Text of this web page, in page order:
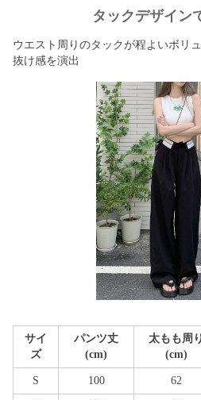
タックデザイン
ウエスト周りのタックが程よいボリ
抜け感を演出
サイ
ズ
パンツ丈
(cm)
太もも周り
(cm)
S 100 62